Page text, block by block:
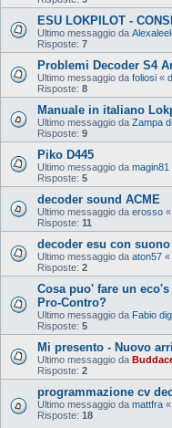
ESU LOKPILOT -
Ultimo messaggio da
Risposte: 7
Problemi Decoder S4
Ultimo messaggio da foliosi «
Risposte: 8
Manuale in italiano
Ultimo messaggio da Zampa
Risposte: 9
Piko D445
Ultimo messaggio da magin81
Risposte: 5
decoder sound ACME
Ultimo messaggio da erosso «
Risposte: 11
decoder esu con
Ultimo messaggio da aton57 «
Risposte: 2
Cosa puo' fare un
Pro-Contro?
Ultimo messaggio da Fabio
Risposte: 5
Mi presento - Nuovo
Ultimo messaggio da
Risposte: 2
programmazione cv
Ultimo messaggio da mattfra «
Risposte: 18